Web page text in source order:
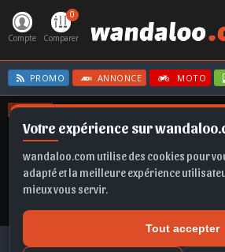
Votre expérience sur
wandaloo.com utilise des cookies pour
adapté et la meilleure expérience
mieux vous servir.
Tout accepter
Compte
0
Comparer
PROMO ANNONCE MOTO
OFFRES
SCALA C3
Toutes les